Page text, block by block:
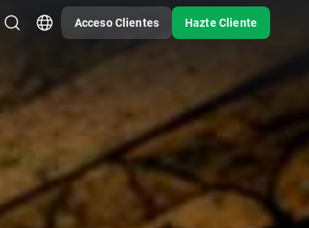
Acceso Clientes Hazte Cliente